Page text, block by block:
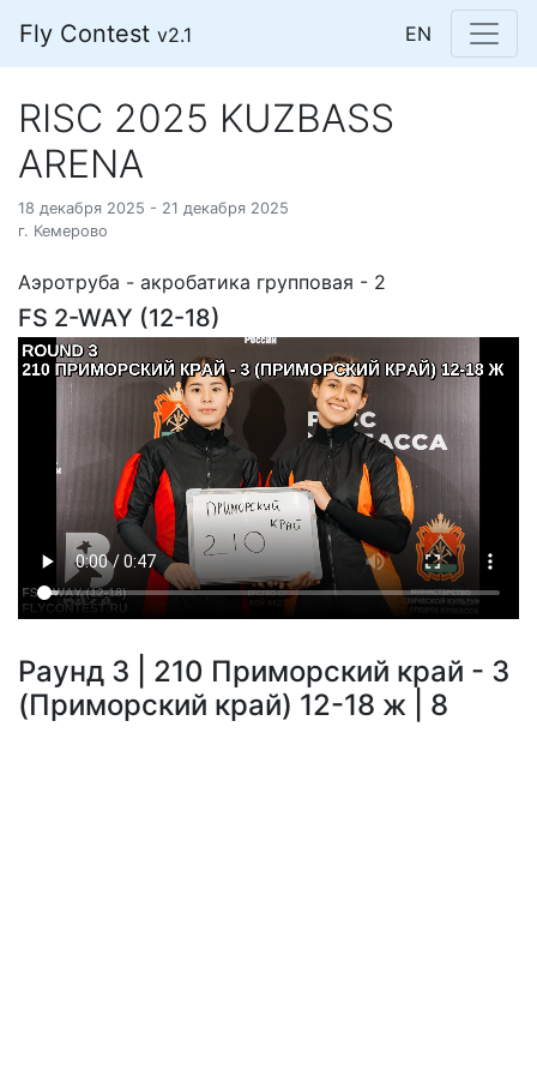
Fly Contest v2.1 EN
RISC 2025 KUZBASS
ARENA
18 декабря 2025 - 21 декабря 2025
г. Кемерово
Аэротруба - акробатика групповая - 2
FS 2-WAY (12-18)
Раунд 3 | 210 Приморский край - 3
(Приморский край) 12-18 ж | 8